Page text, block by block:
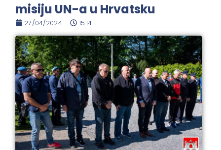
misiju UN-a u Hrvatsku
27/04/2024 15:14